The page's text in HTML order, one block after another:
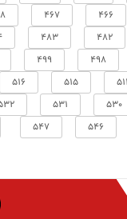
466
467
482
483
498
499
515
516
530
531
546
547